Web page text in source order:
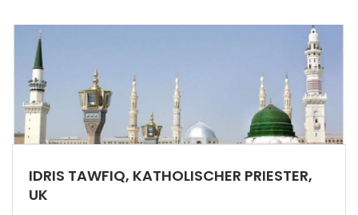
IDRIS TAWFIQ, KATHOLISCHER PRIESTER,
UK